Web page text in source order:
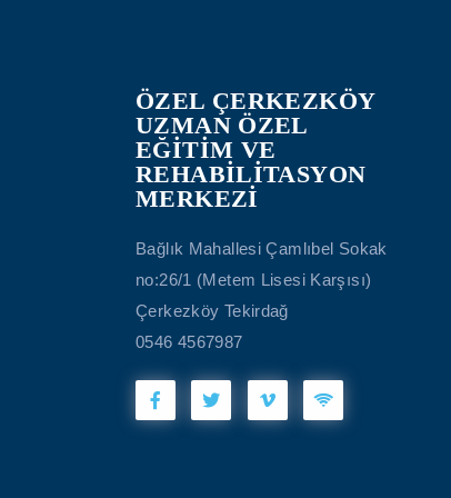
ÖZEL ÇERKEZKÖY
UZMAN ÖZEL
EĞİTİM VE
REHABİLİTASYON
MERKEZİ
Bağlık Mahallesi Çamlıbel Sokak
no:26/1 (Metem Lisesi Karşısı)
Çerkezköy Tekirdağ
0546 4567987